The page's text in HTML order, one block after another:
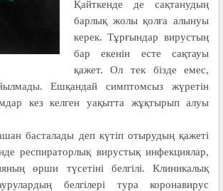
Қайткенде де сақтанудың
барлық жолы қолға алынуы
керек. Тұрғындар вирустың
бар екенін есте сақтауы
қажет. Ол тек бізде емес,
Ешқандай симптомсыз жүретін
кез келген уақытта жұқтырып алуы
басталады деп күтіп отырудың қажеті
респираторлық вирустық инфекциялар,
өрши түсетіні белгілі. Клиникалық
белгілері тура коронавирус